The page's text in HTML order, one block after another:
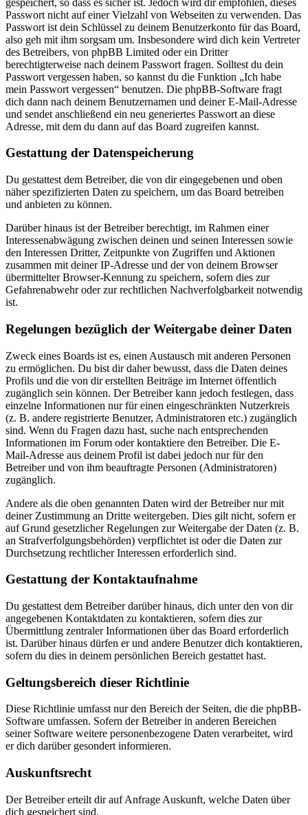
Passwort nicht auf einer Vielzahl von Webseiten zu verwenden. Das
Passwort ist dein Schlüssel zu deinem Benutzerkonto für das Board,
also geh mit ihm sorgsam um. Insbesondere wird dich kein Vertreter
des Betreibers, von phpBB Limited oder ein Dritter
berechtigterweise nach deinem Passwort fragen. Solltest du dein
Passwort vergessen haben, so kannst du die Funktion „Ich habe
mein Passwort vergessen“ benutzen. Die phpBB-Software fragt
dich dann nach deinem Benutzernamen und deiner E-Mail-Adresse
und sendet anschließend ein neu generiertes Passwort an diese
Adresse, mit dem du dann auf das Board zugreifen kannst.
Gestattung der Datenspeicherung
Du gestattest dem Betreiber, die von dir eingegebenen und oben
näher spezifizierten Daten zu speichern, um das Board betreiben
und anbieten zu können.
Darüber hinaus ist der Betreiber berechtigt, im Rahmen einer
Interessenabwägung zwischen deinen und seinen Interessen sowie
den Interessen Dritter, Zeitpunkte von Zugriffen und Aktionen
zusammen mit deiner IP-Adresse und der von deinem Browser
übermittelter Browser-Kennung zu speichern, sofern dies zur
Gefahrenabwehr oder zur rechtlichen Nachverfolgbarkeit notwendig
ist.
Regelungen bezüglich der Weitergabe deiner Daten
Zweck eines Boards ist es, einen Austausch mit anderen Personen
zu ermöglichen. Du bist dir daher bewusst, dass die Daten deines
Profils und die von dir erstellten Beiträge im Internet öffentlich
zugänglich sein können. Der Betreiber kann jedoch festlegen, dass
einzelne Informationen nur für einen eingeschränkten Nutzerkreis
(z. B. andere registrierte Benutzer, Administratoren etc.) zugänglich
sind. Wenn du Fragen dazu hast, suche nach entsprechenden
Informationen im Forum oder kontaktiere den Betreiber. Die E-
Mail-Adresse aus deinem Profil ist dabei jedoch nur für den
Betreiber und von ihm beauftragte Personen (Administratoren)
zugänglich.
Andere als die oben genannten Daten wird der Betreiber nur mit
deiner Zustimmung an Dritte weitergeben. Dies gilt nicht, sofern er
auf Grund gesetzlicher Regelungen zur Weitergabe der Daten (z. B.
an Strafverfolgungsbehörden) verpflichtet ist oder die Daten zur
Durchsetzung rechtlicher Interessen erforderlich sind.
Gestattung der Kontaktaufnahme
Du gestattest dem Betreiber darüber hinaus, dich unter den von dir
angegebenen Kontaktdaten zu kontaktieren, sofern dies zur
Übermittlung zentraler Informationen über das Board erforderlich
ist. Darüber hinaus dürfen er und andere Benutzer dich kontaktieren,
sofern du dies in deinem persönlichen Bereich gestattet hast.
Geltungsbereich dieser Richtlinie
Diese Richtlinie umfasst nur den Bereich der Seiten, die die phpBB-
Software umfassen. Sofern der Betreiber in anderen Bereichen
seiner Software weitere personenbezogene Daten verarbeitet, wird
er dich darüber gesondert informieren.
Auskunftsrecht
Der Betreiber erteilt dir auf Anfrage Auskunft, welche Daten über
dich gespeichert sind.